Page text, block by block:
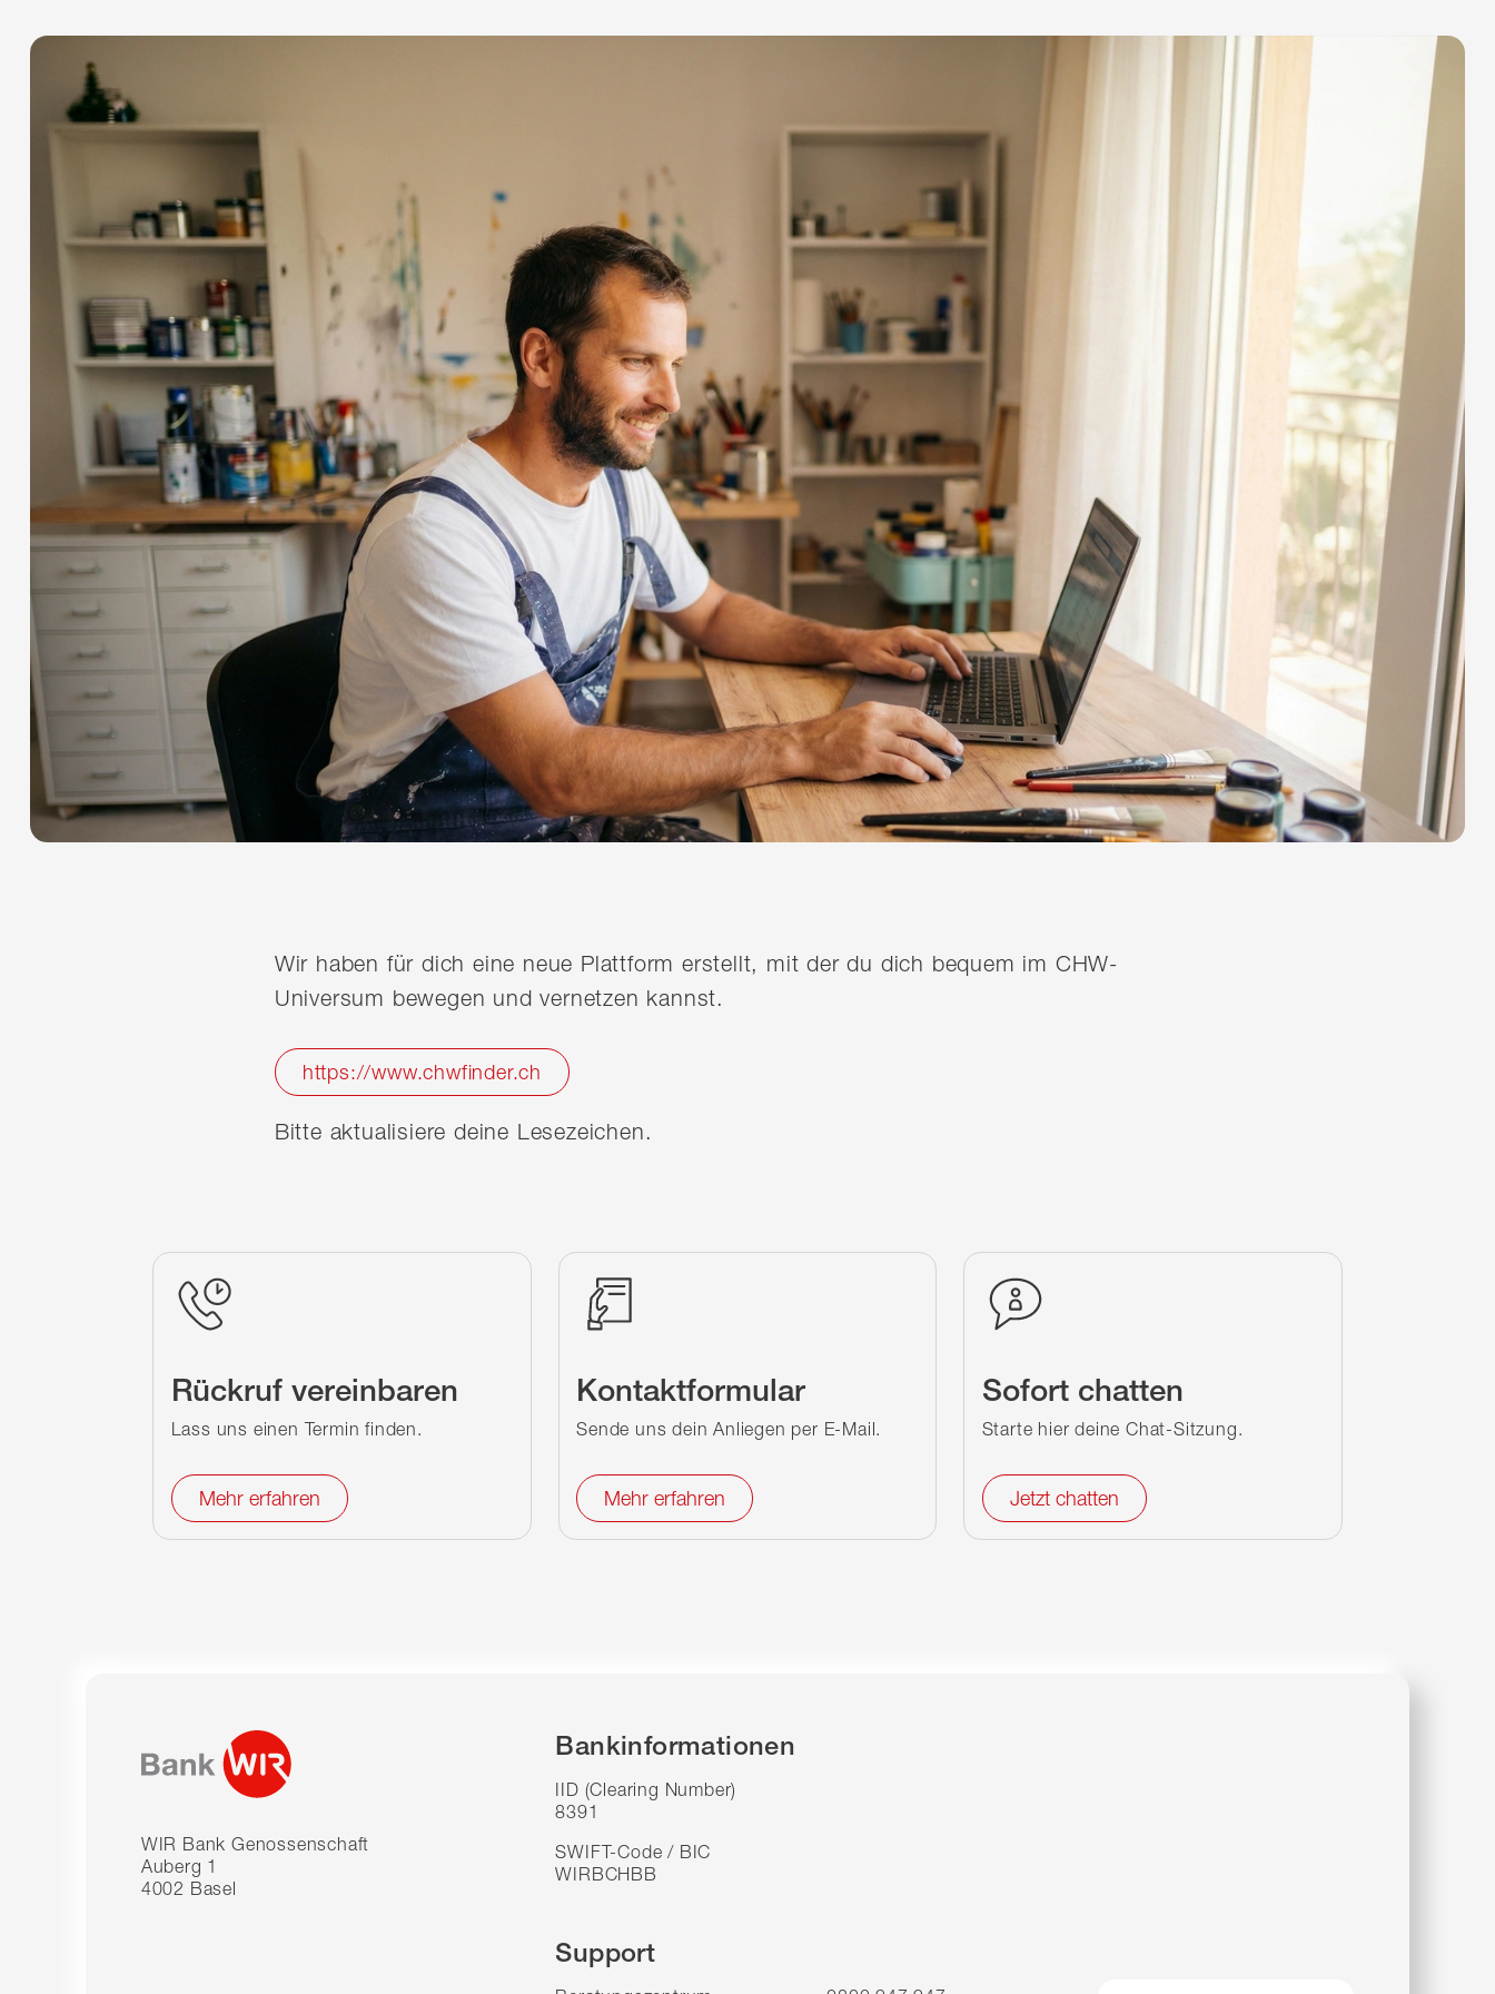
Wir haben für dich eine neue Plattform erstellt, mit der du dich bequem im CHW-
Universum bewegen und vernetzen kannst.
https://www.chwfinder.ch
Bitte aktualisiere deine Lesezeichen.
Rückruf vereinbaren
Lass uns einen Termin finden.
Mehr erfahren
Kontaktformular
Sende uns dein Anliegen per E-Mail.
Mehr erfahren
Sofort chatten
Starte hier deine Chat-Sitzung.
Jetzt chatten
WIR Bank Genossenschaft
Auberg 1
4002 Basel
Bankinformationen
IID (Clearing Number)
8391
SWIFT-Code / BIC
WIRBCHBB
Support